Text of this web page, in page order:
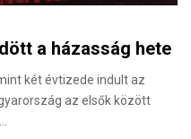
a házasság hete
két évtizede indult az
az elsők között